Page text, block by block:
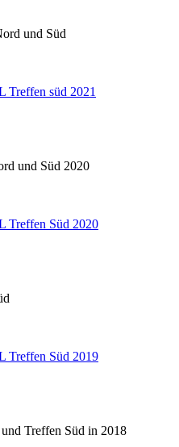
und Süd
Treffen süd 2021
und Süd 2020
Treffen Süd 2020
Treffen Süd 2019
Treffen Süd in 2018